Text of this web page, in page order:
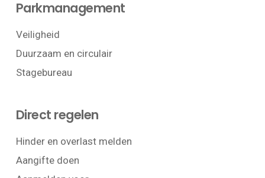
Parkmanagement
Veiligheid
Duurzaam en circulair
Stagebureau
Direct regelen
Hinder en overlast melden
Aangifte doen